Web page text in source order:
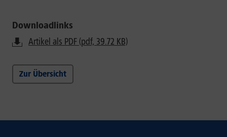
Downloadlinks
Artikel als PDF (pdf, 39.72 KB)
Zur Übersicht